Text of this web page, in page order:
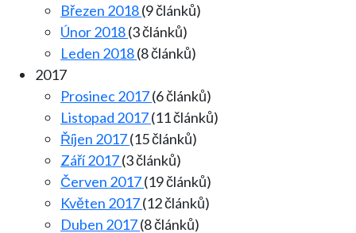
Březen 2018(9 článků)
Únor 2018(3 článků)
Leden 2018(8 článků)
2017
Prosinec 2017(6 článků)
Listopad 2017(11 článků)
Říjen 2017(15 článků)
Září 2017(3 článků)
Červen 2017(19 článků)
Květen 2017(12 článků)
Duben 2017(8 článků)